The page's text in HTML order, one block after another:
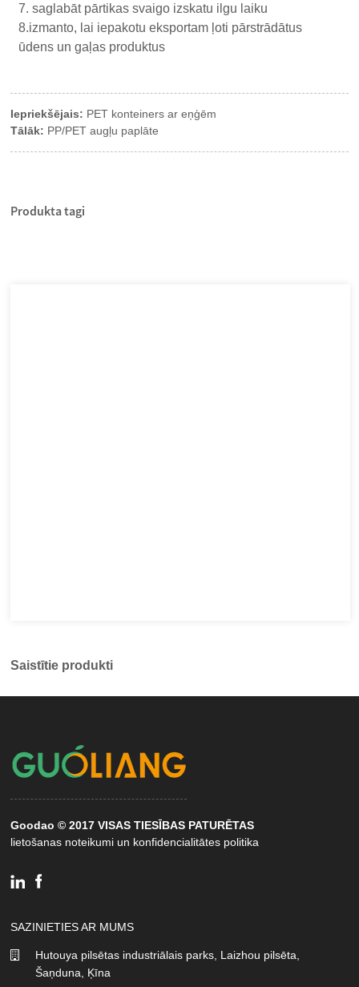
7. saglabāt pārtikas svaigo izskatu ilgu laiku
8.izmanto, lai iepakotu eksportam ļoti pārstrādātus
ūdens un gaļas produktus
Iepriekšējais: PET konteiners ar eņģēm
Tālāk: PP/PET augļu paplāte
Produkta tagi
Saistītie produkti
Goodao © 2017 VISAS TIESĪBAS PATURĒTAS
lietošanas noteikumi un konfidencialitātes politika
SAZINIETIES AR MUMS
Hutouya pilsētas industriālais parks, Laizhou pilsēta,
Šaņduna, Ķīna